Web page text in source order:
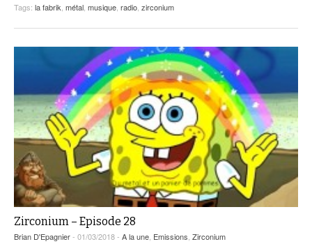
Tags: la fabrik métal musique radio zirconium
Zirconium – Episode 28
Brian D'Epagnier- 01/03/2018 - A la une, Emissions, Zirconium